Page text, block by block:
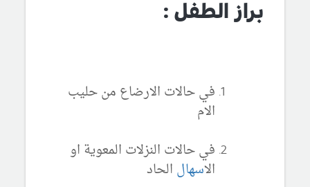
براز الطفل :
في حالات الارضاع من حليب
الام
في حالات النزلات المعوية او
الاسهال الحاد